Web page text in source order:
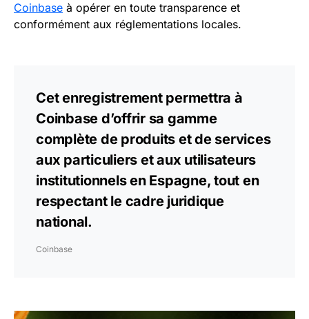
Coinbase à opérer en toute transparence et
conformément aux réglementations locales.
Cet enregistrement permettra à
Coinbase d’offrir sa gamme
complète de produits et de services
aux particuliers et aux utilisateurs
institutionnels en Espagne, tout en
respectant le cadre juridique
national.
Coinbase